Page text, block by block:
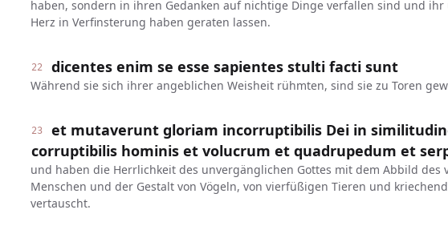
haben, sondern in ihren Gedanken auf nichtige Dinge verfallen sind und ihr
Herz in Verfinsterung haben geraten lassen.
22 dicentes enim se esse sapientes stulti facti sunt
Während sie sich ihrer angeblichen Weisheit rühmten, sind sie zu Toren
23
et mutaverunt gloriam incorruptibilis Dei in
corruptibilis hominis et volucrum et quadrupedum et
und haben die Herrlichkeit des unvergänglichen Gottes mit dem Abbild des
Menschen und der Gestalt von Vögeln, von vierfüßigen Tieren und
vertauscht.